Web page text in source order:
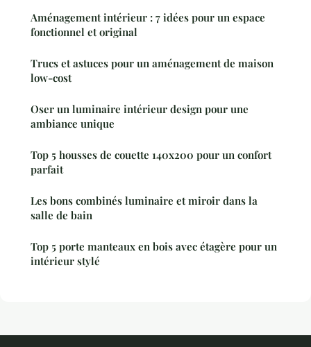
Aménagement intérieur : 7 idées pour un espace
fonctionnel et original
Trucs et astuces pour un aménagement de maison
low-cost
Oser un luminaire intérieur design pour une
ambiance unique
Top 5 housses de couette 140x200 pour un confort
parfait
Les bons combinés luminaire et miroir dans la
salle de bain
Top 5 porte manteaux en bois avec étagère pour un
intérieur stylé